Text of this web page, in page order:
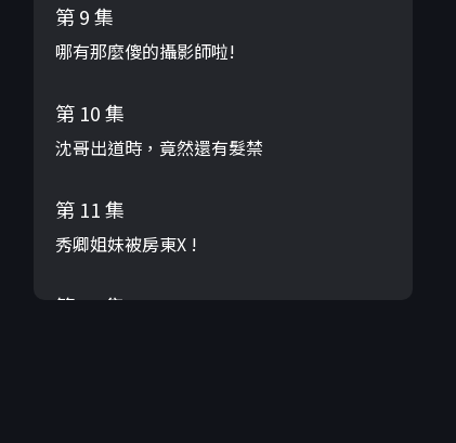
第 9 集
哪有那麼傻的攝影師啦!
第 10 集
沈哥出道時，竟然還有髮禁
第 11 集
秀卿姐妹被房東X !
第 12 集